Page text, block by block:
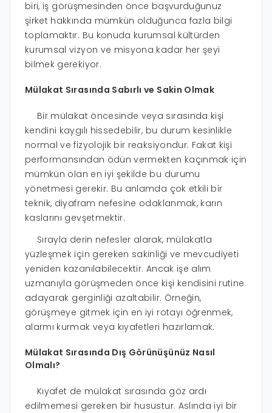
biri, iş görüşmesinden önce başvurduğunuz
şirket hakkında mümkün olduğunca fazla bilgi
toplamaktır. Bu konuda kurumsal kültürden
kurumsal vizyon ve misyona kadar her şeyi
bilmek gerekiyor.
Mülakat Sırasında Sabırlı ve Sakin Olmak
Bir mülakat öncesinde veya sırasında kişi
kendini kaygılı hissedebilir, bu durum kesinlikle
normal ve fizyolojik bir reaksiyondur. Fakat kişi
performansından ödün vermekten kaçınmak için
mümkün olan en iyi şekilde bu durumu
yönetmesi gerekir. Bu anlamda çok etkili bir
teknik, diyafram nefesine odaklanmak, karın
kaslarını gevşetmektir.
Sırayla derin nefesler alarak, mülakatla
yüzleşmek için gereken sakinliği ve mevcudiyeti
yeniden kazanılabilecektir. Ancak işe alım
uzmanıyla görüşmeden önce kişi kendisini rutine
adayarak gerginliği azaltabilir. Örneğin,
görüşmeye gitmek için en iyi rotayı öğrenmek,
alarmı kurmak veya kıyafetleri hazırlamak.
Mülakat Sırasında Dış Görünüşünüz Nasıl
Olmalı?
Kıyafet de mülakat sırasında göz ardı
edilmemesi gereken bir husustur. Aslında iyi bir